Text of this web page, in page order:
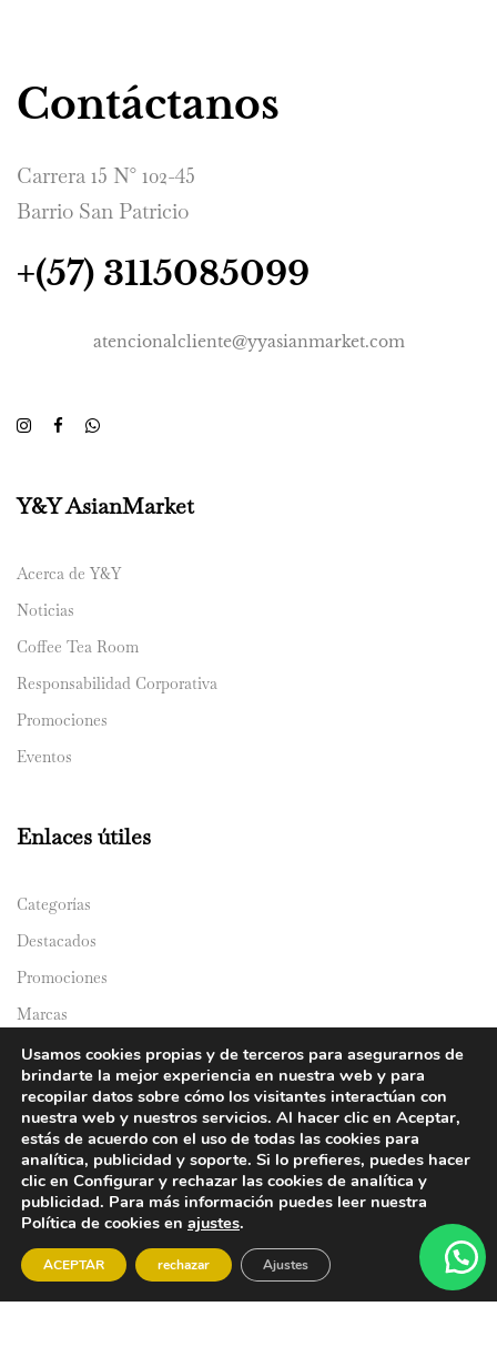
Contáctanos
Carrera 15 N° 102-45
Barrio San Patricio
+(57) 3115085099
atencionalcliente@yyasianmarket.com
Y&Y AsianMarket
Acerca de Y&Y
Noticias
Coffee Tea Room
Responsabilidad Corporativa
Promociones
Eventos
Enlaces útiles
Categorías
Destacados
Promociones
Marcas
Catálogos
Domicilios
© 2024 Y&Y Asian Market. All rights reserved.
Usamos cookies propias y de terceros para asegurarnos de
brindarte la mejor experiencia en nuestra web y para
recopilar datos sobre cómo los visitantes interactúan con
nuestra web y nuestros servicios. Al hacer clic en Aceptar,
estás de acuerdo con el uso de todas las cookies para
analítica, publicidad y soporte. Si lo prefieres, puedes hacer
clic en Configurar y rechazar las cookies de analítica y
publicidad. Para más información puedes leer nuestra
Política de cookies en ajustes.
ACEPTAR rechazar Ajustes